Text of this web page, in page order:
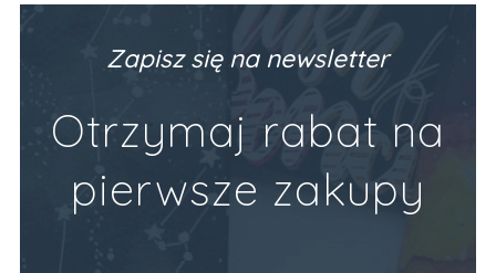
Zapisz się na newsletter
Otrzymaj rabat na
pierwsze zakupy